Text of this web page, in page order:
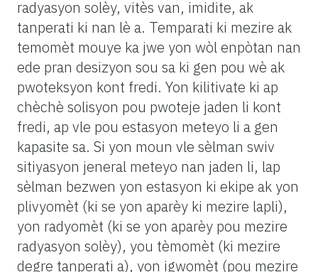
radyasyon solèy, vitès van, imidite, ak
tanperati ki nan lè a. Temparati ki mezire ak
temomèt mouye ka jwe yon wòl enpòtan nan
ede pran desizyon sou sa ki gen pou wè ak
pwoteksyon kont fredi. Yon kilitivate ki ap
chèchè solisyon pou pwoteje jaden li kont
fredi, ap vle pou estasyon meteyo li a gen
kapasite sa. Si yon moun vle sèlman swiv
sitiyasyon jeneral meteyo nan jaden li, lap
sèlman bezwen yon estasyon ki ekipe ak yon
plivyomèt (ki se yon aparèy ki mezire lapli),
yon radyomèt (ki se yon aparèy pou mezire
radyasyon solèy), you tèmomèt (ki mezire
degre tanperati a), yon igwomèt (pou mezire